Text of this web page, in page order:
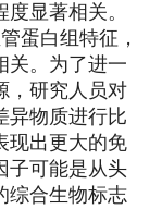
显著相关。
蛋白组特征，
关。为了进一
，研究人员对
异物质进行比
现出更大的免
子可能是从头
综合生物标志